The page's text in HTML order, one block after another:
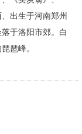
出生于河南郑州
于洛阳市郊。白
琶峰。